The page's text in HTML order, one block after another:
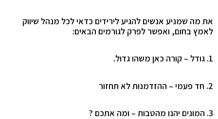
את מה שמניע אנשים להגיע לירידים כדאי לכל מנהל שיווק
לאמץ בחום, ואפשר לפרק לגורמים הבאים:
1. גודל – קורה כאן משהו גדול.
2. חד פעמי – ההזדמנות לא תחזור
3. המונים יהנו מהטבות – ומה אתכם ?